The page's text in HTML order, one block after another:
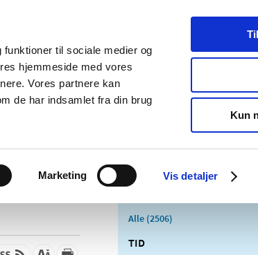
til sociale medier og
hjemmeside med vores
Vores partnere kan
de har indsamlet fra din brug
Marketing Vis detaljer
Kun
os Kontakt Udgivelser
og salg af
Medicinsk
Særlige
produktområder
Alle (2506)
TID